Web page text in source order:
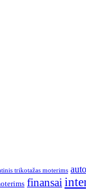
trikotažas moterims
finansai